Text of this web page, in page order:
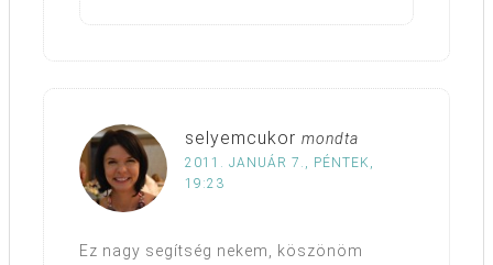
selyemcukor mondta
2011. JANUÁR 7., PÉNTEK,
19:23
Ez nagy segítség nekem, köszönöm